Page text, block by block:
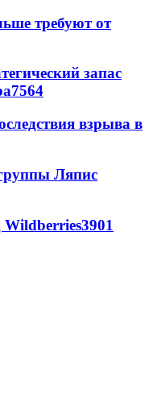
требуют от
запас
7564
взрыва в
Ляпис
Wildberries3901